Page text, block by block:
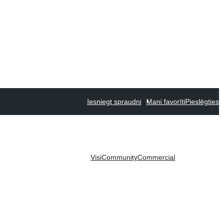
Iesniegt spraudni Mani favorītiPieslēgties
VisiCommunityCommercial